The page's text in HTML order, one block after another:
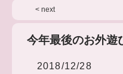
< next
今年最後のお外遊
2018/12/28